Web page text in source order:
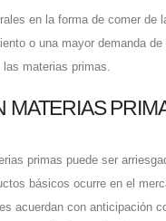
en la forma de comer de
o una mayor demanda de
materias primas.
MATERIAS
primas puede ser
básicos ocurre en el
acuerdan con anticipación